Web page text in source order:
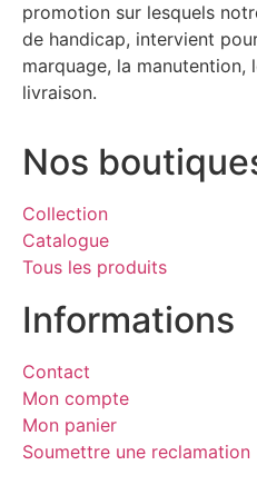
promotion sur lesquels
de handicap, intervient
marquage, la
livraison.
Nos
Collection
Catalogue
Tous les produits
Informations
Contact
Mon compte
Mon panier
Soumettre une reclamation